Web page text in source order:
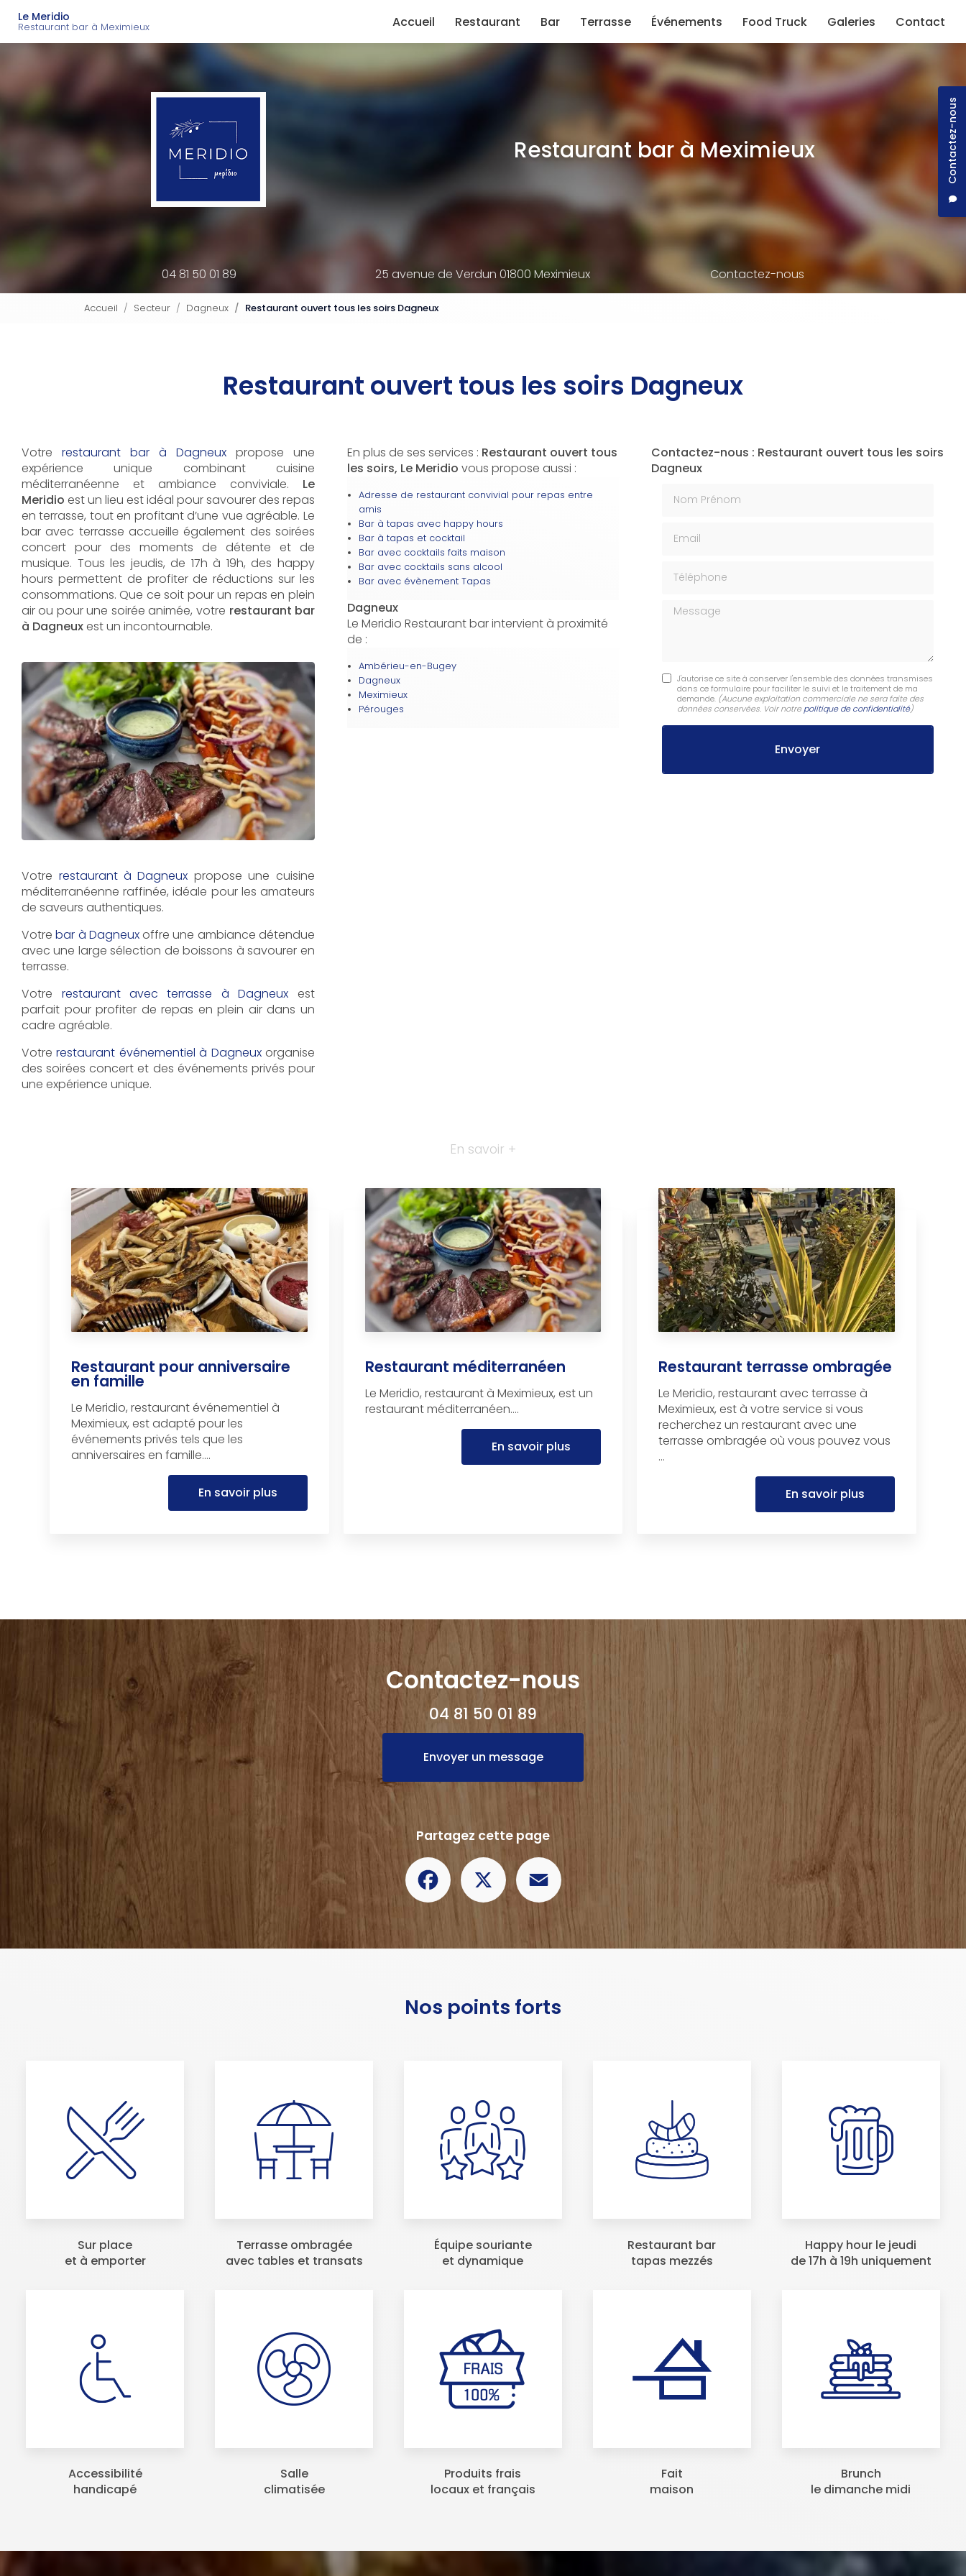
contenu
Le Meridio
Restaurant bar à Meximieux
Contactez-nous
Accueil
Restaurant Bar Terrasse Événements Food Truck Galeries Contact
Restaurant bar à Meximieux
04 81 50 01 89 25 avenue de Verdun 01800 Meximieux Contactez-nous
Accueil Secteur Dagneux Restaurant ouvert tous les soirs Dagneux
Restaurant ouvert tous les soirs Dagneux
Votre restaurant bar à Dagneux propose une
expérience unique combinant cuisine
méditerranéenne et ambiance conviviale. Le
Meridio est un lieu est idéal pour savourer des repas
en terrasse, tout en profitant d’une vue agréable. Le
bar avec terrasse accueille également des soirées
concert pour des moments de détente et de
musique. Tous les jeudis, de 17h à 19h, des happy
hours permettent de profiter de réductions sur les
consommations. Que ce soit pour un repas en plein
air ou pour une soirée animée, votre restaurant bar
à Dagneuxest un incontournable.
Votre restaurant à Dagneux propose une cuisine
méditerranéenne raffinée, idéale pour les amateurs
de saveurs authentiques.
Votrebar à Dagneuxoffre une ambiance détendue
avec une large sélection de boissons à savourer en
terrasse.
Votre restaurant avec terrasse à Dagneux est
parfait pour profiter de repas en plein air dans un
cadre agréable.
Votrerestaurant événementiel à Dagneuxorganise
des soirées concert et des événements privés pour
une expérience unique.
En plus de ses services : Restaurant ouvert tous
les soirs, Le Meridio vous propose aussi :
Adresse de restaurant convivial pour repas entre
amis
Bar à tapas avec happy hours
Bar à tapas et cocktail
Bar avec cocktails faits maison
Bar avec cocktails sans alcool
Bar avec évènement Tapas
Dagneux
Le Meridio Restaurant bar intervient à proximité
de :
Ambérieu-en-Bugey
Dagneux
Meximieux
Pérouges
Contactez-nous : Restaurant ouvert tous les soirs
Dagneux
Message
J'autorise ce site à conserver l'ensemble des données transmises
dans ce formulaire pour faciliter le suivi et le traitement de ma
demande. (Aucune exploitation commerciale ne sera faite des
données conservées. Voir notre politique de confidentialité)
En savoir +
Restaurant pour anniversaire
en famille
Le Meridio, restaurant événementiel à
Meximieux, est adapté pour les
événements privés tels que les
anniversaires en famille....
En savoir plus
Restaurant méditerranéen
Le Meridio, restaurant à Meximieux, est un
restaurant méditerranéen....
En savoir plus
Restaurant terrasse ombragée
Le Meridio, restaurant avec terrasse à
Meximieux, est à votre service si vous
recherchez un restaurant avec une
terrasse ombragée où vous pouvez vous
...
En savoir plus
Contactez-nous
04 81 50 01 89
Envoyer un message
Partagez cette page
Facebook
Nos points forts
Sur place
et à emporter
Terrasse ombragée
avec tables et transats
Équipe souriante
et dynamique
Restaurant bar
tapas mezzés
Happy hour le jeudi
de 17h à 19h uniquement
Accessibilité
handicapé
Salle
climatisée
Produits frais
locaux et français
Fait
maison
Brunch
le dimanche midi